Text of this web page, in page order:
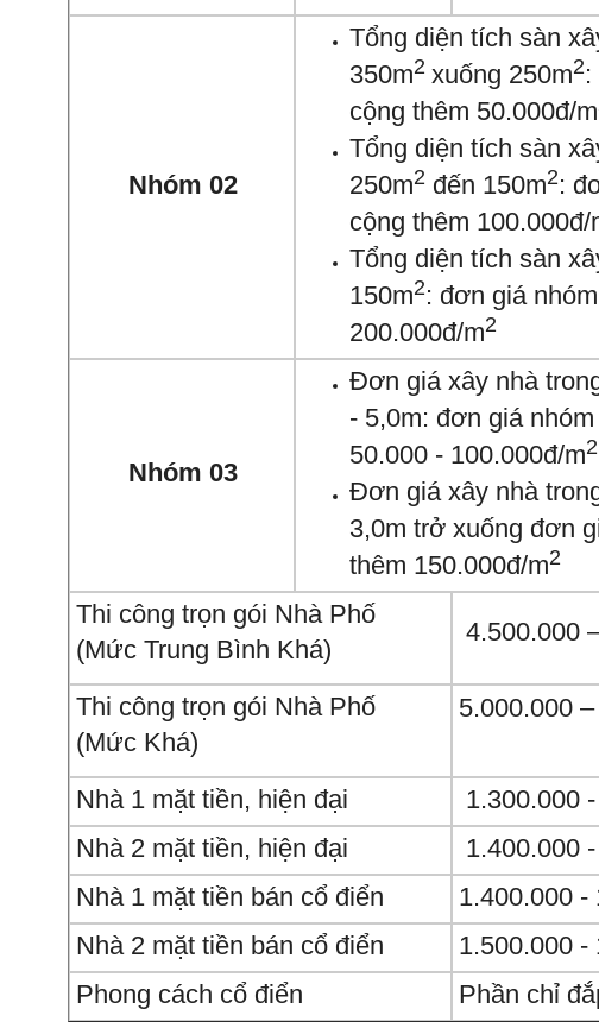
Nhóm 02
Tổng diện tích sàn
350m2xuống 250m2
cộng thêm 50.000đ/m
Tổng diện tích sàn
250m2 đến 150m2:
cộng thêm 100.000đ/
Tổng diện tích sàn
150m2: đơn giá
200.000đ/m2
Nhóm 03
Đơn giá xây nhà
- 5,0m: đơn giá
50.000 - 100.000đ/m2
Đơn giá xây nhà
3,0m trở xuống đơn
thêm 150.000đ/m2
Thi công trọn gói Nhà Phố
(Mức Trung Bình Khá)
4.500.000
Thi công trọn gói Nhà Phố
(Mức Khá)
5.000.000
Nhà 1 mặt tiền, hiện đại 1.300.000
Nhà 2 mặt tiền, hiện đại
1.400.000
Nhà 1 mặt tiền bán cổ điển
1.400.000 -
Nhà 2 mặt tiền bán cổ điển
1.500.000 -
Phong cách cổ điển
Phần chỉ